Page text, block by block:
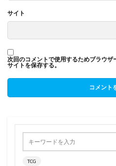
サイト
次回のコメントで使用するためブラウザ
サイトを保存する。
TCG